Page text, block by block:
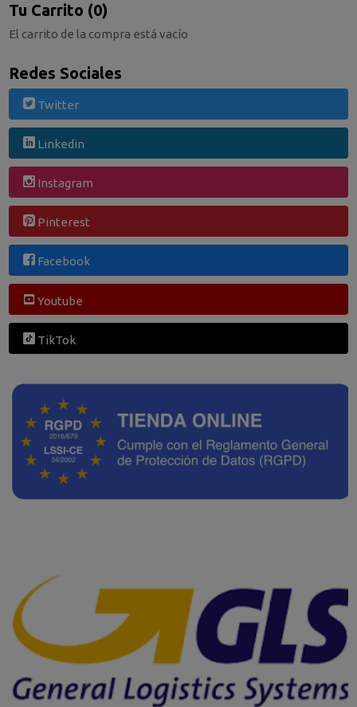
Tu Carrito (0)
El carrito de la compra está vacío
Redes Sociales
Twitter
Linkedin
Instagram
Pinterest
Facebook
Youtube
TikTok